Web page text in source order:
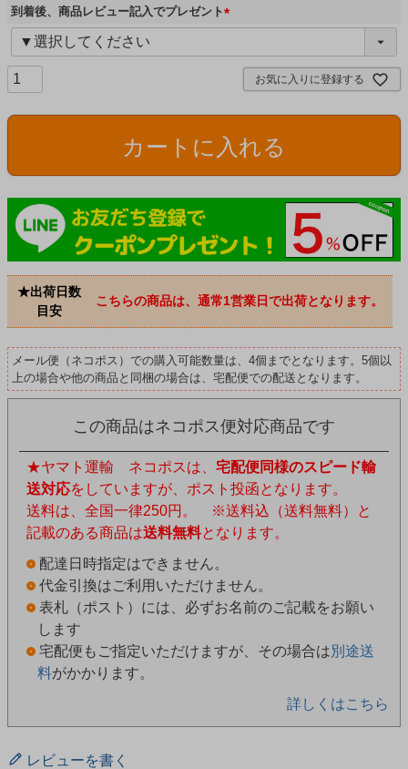
到着後、商品レビュー記入でプレゼント
お気に入りに登録する
カートに入れる
★出荷日数
目安
こちらの商品は、通常1営業日で出荷となります。
メール便（ネコポス）での購入可能数量は、4個までとなります。5個以
上の場合や他の商品と同梱の場合は、宅配便での配送となります。
この商品はネコポス便対応商品です
★ヤマト運輸 ネコポスは、 宅配便同様のスピード輸
送対応をしていますが、ポスト投函となります。
送料は、全国一律250円。 ※送料込（送料無料）と
記載のある商品は送料無料となります。
配達日時指定はできません。
代金引換はご利用いただけません。
表札（ポスト）には、必ずお名前のご記載をお願い
します
宅配便もご指定いただけますが、その場合は別途送
料がかかります。
詳しくはこちら
レビューを書く